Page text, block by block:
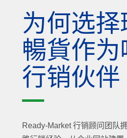
为何选择
暢貨作为
行销伙伴
Ready-Market 行销顾问团队